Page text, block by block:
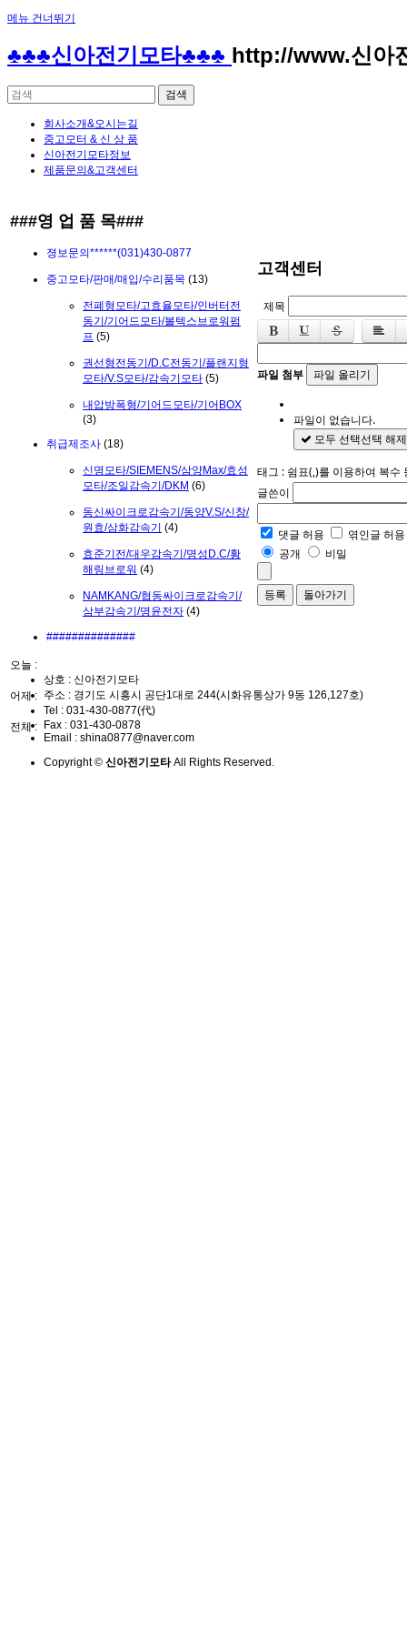
메뉴 건너뛰기
♣♣♣신아전기모타♣♣♣ http://www.신아
회사소개&오시는길
중고모터 & 신 상 품
신아전기모타정보
제품문의&고객센터
###영 업 품 목###
졍보문의******(031)430-0877
중고모타/판매/매입/수리품목 (13)
전폐형모타/고효율모타/인버터전
동기/기어드모타/볼텍스브로워펌
프 (5)
권선형전동기/D.C전동기/플랜지형
모타/V.S모타/감속기모타 (5)
내압방폭형/기어드모타/기어BOX
(3)
취급제조사 (18)
신명모타/SIEMENS/삼양Max/효성
모타/조일감속기/DKM (6)
동신싸이크로감속기/동양V.S/신창/
원효/삼화감속기 (4)
효준기전/대우감속기/명성D.C/황
해링브로워 (4)
NAMKANG/협동싸이크로감속기/
삼부감속기/명윤전자 (4)
##############
오늘 :
어제 :
전체 :
고객센터
제목
파일 첨부 파일 올리기
파일이 없습니다.
모두 선택선택 해제
태그 : 쉼표(,)를 이용하여 복수
글쓴이
댓글 허용
엮인글 허용
공개
비밀
돌아가기
상호 : 신아전기모타
주소 : 경기도 시흥시 공단1대로 244(시화유통상가 9동 126,127호)
Tel : 031-430-0877(代)
Fax : 031-430-0878
Email : shina0877@naver.com
Copyright © 신아전기모타All Rights Reserved.